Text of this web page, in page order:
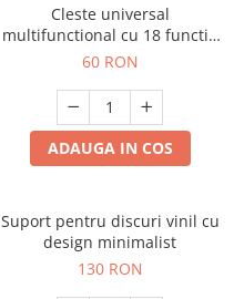
Cleste universal
multifunctional cu 18 functii,
pliabil
60 RON
ADAUGA IN COS
Suport pentru discuri vinil cu
design minimalist
130 RON